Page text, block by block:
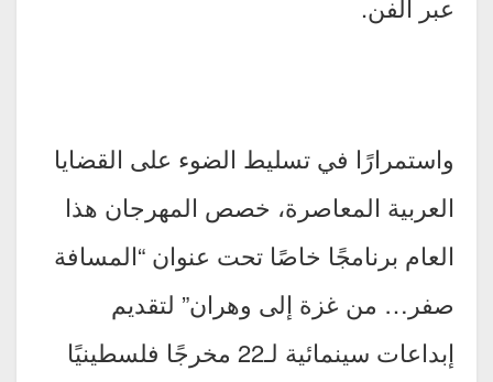
عبر الفن.
واستمرارًا في تسليط الضوء على القضايا
العربية المعاصرة، خصص المهرجان هذا
العام برنامجًا خاصًا تحت عنوان “المسافة
صفر… من غزة إلى وهران” لتقديم
إبداعات سينمائية لـ22 مخرجًا فلسطينيًا